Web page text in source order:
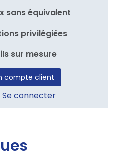
sans équivalent
privilégiées
sur mesure
compte client
Se connecter